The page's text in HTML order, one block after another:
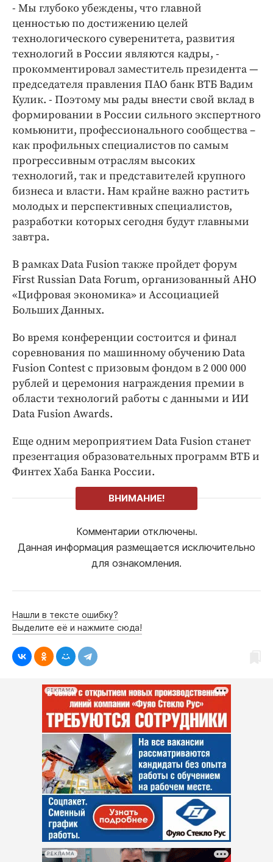
- Мы глубоко убеждены, что главной
ценностью по достижению целей
технологического суверенитета, развития
технологий в России являются кадры, -
прокомментировал заместитель президента —
председателя правления ПАО банк ВТБ Вадим
Кулик. - Поэтому мы рады внести свой вклад в
формировании в России сильного экспертного
комьюнити, профессионального сообщества –
как профильных специалистов по самым
прогрессивным отраслям высоких
технологий, так и представителей крупного
бизнеса и власти. Нам крайне важно растить
молодых и перспективных специалистов,
разработки которых сегодня будут главными
завтра.
В рамках Data Fusion также пройдет форум
First Russian Data Forum, организованный АНО
«Цифровая экономика» и Ассоциацией
Больших Данных.
Во время конференции состоится и финал
соревнования по машинному обучению Data
Fusion Contest c призовым фондом в 2 000 000
рублей и церемония награждения премии в
области технологий работы с данными и ИИ
Data Fusion Awards.
Еще одним мероприятием Data Fusion станет
презентация образовательных программ ВТБ и
Финтех Хаба Банка России.
ВНИМАНИЕ!
Комментарии отключены.
Данная информация размещается исключительно
для ознакомления.
Нашли в тексте ошибку?
Выделите её и нажмите сюда!
РЕКЛАМА
РЕКЛАМА